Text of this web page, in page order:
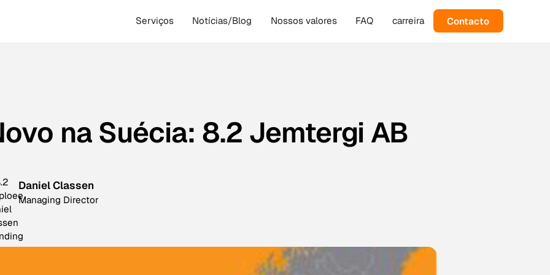
Serviços Notícias/Blog Nossos valores FAQ carreira
na Suécia: 8.2 Jemtergi AB
Daniel Classen
Managing Director